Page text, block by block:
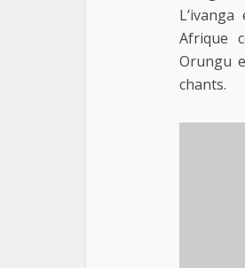
Afrique
Orungu
chants.